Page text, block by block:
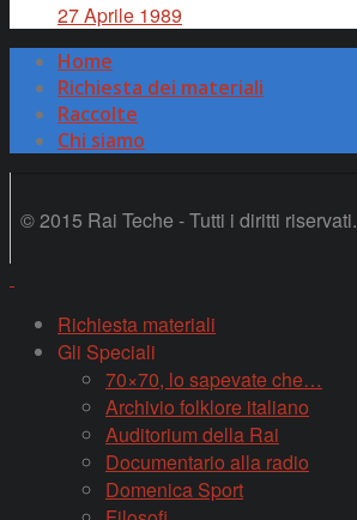
27 Aprile 1989
Home
Richiesta dei materiali
Raccolte
Chi siamo
© 2015 Rai Teche - Tutti i diritti riservati.
Richiesta materiali
Gli Speciali
70×70, lo sapevate che…
Archivio folklore italiano
Auditorium della Rai
Documentario alla radio
Domenica Sport